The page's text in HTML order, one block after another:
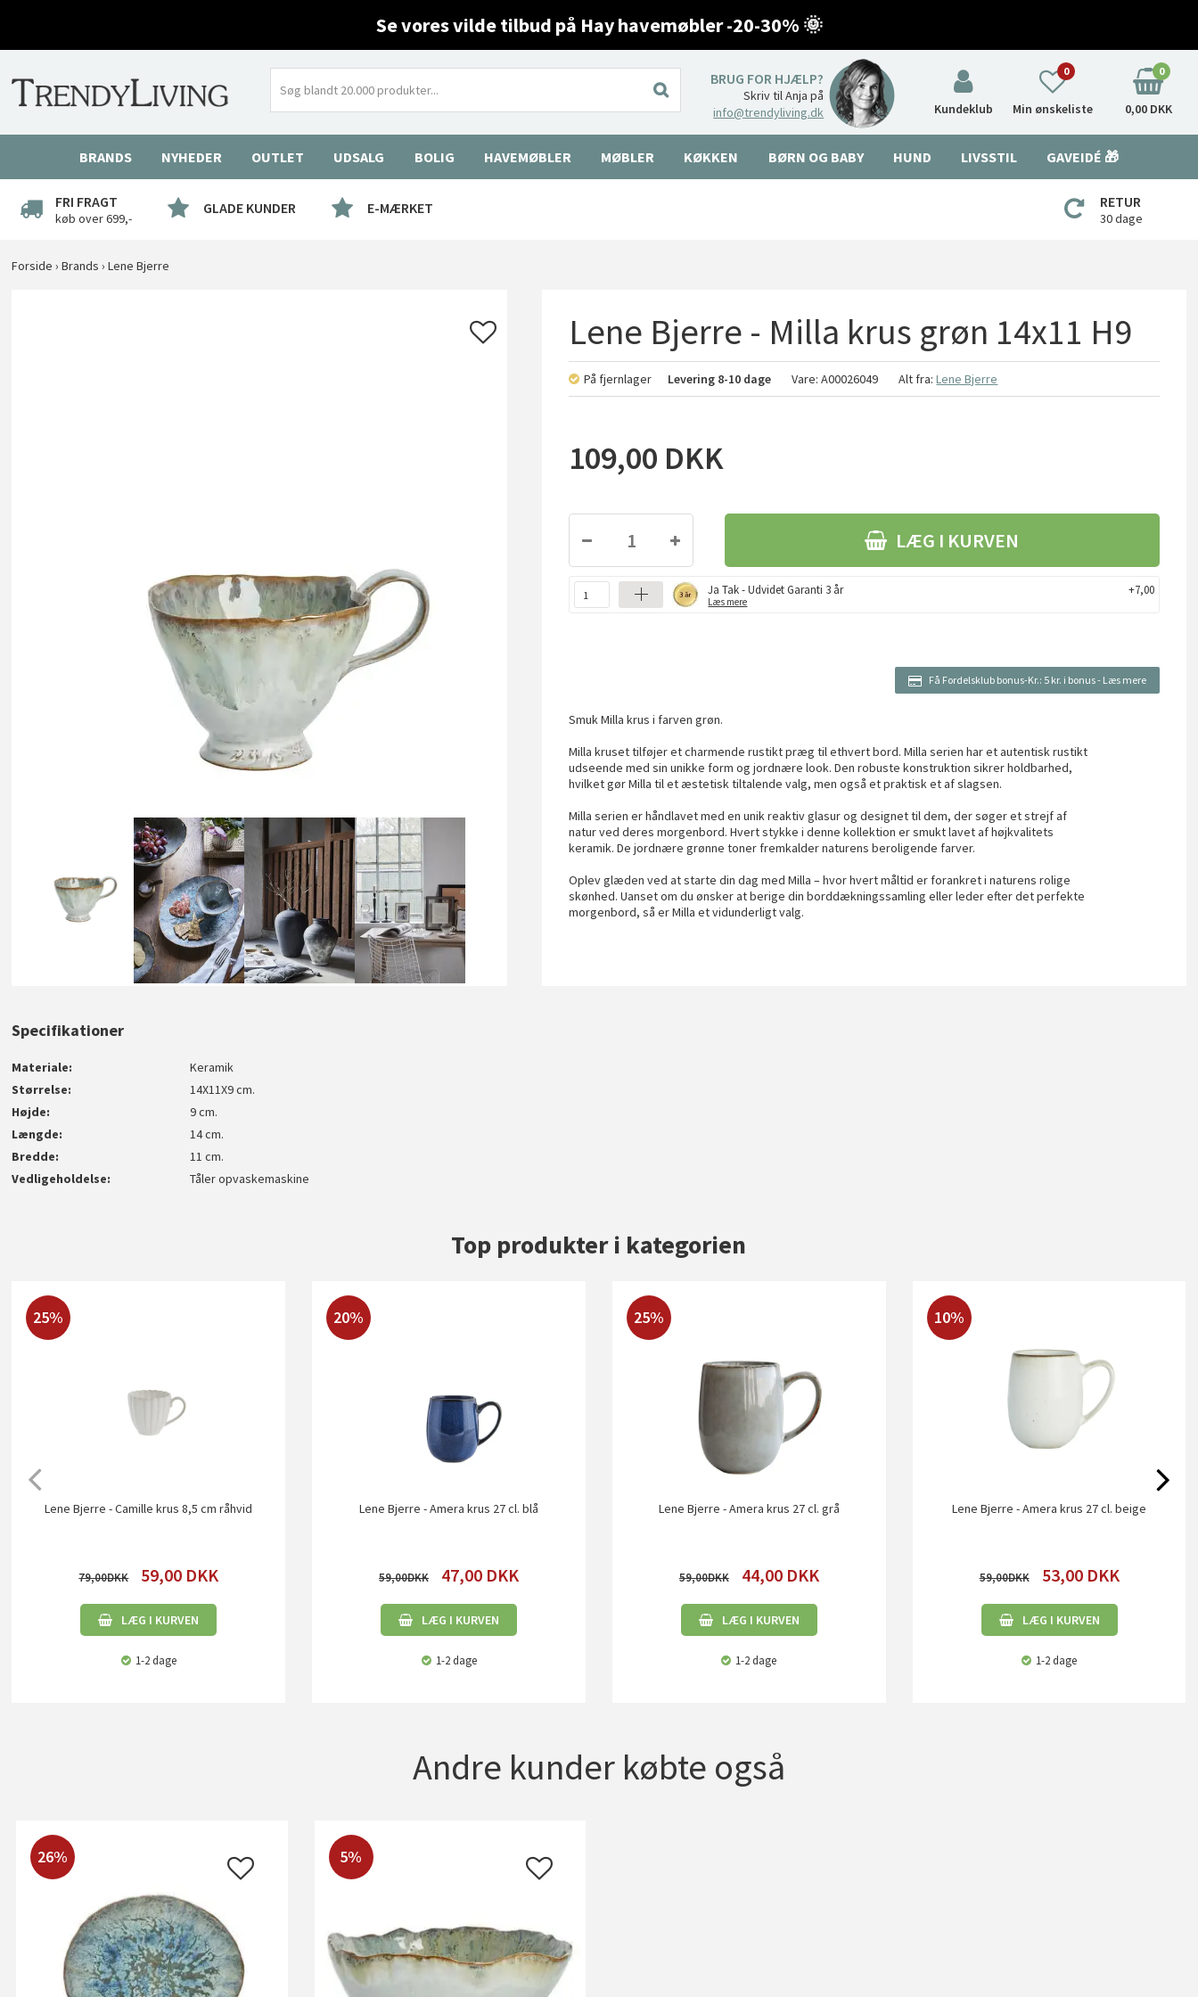
Se vores vilde tilbud på Hay havemøbler -20-30% 🌞
BRUG FOR HJÆLP?
Skriv til Anja på
info@trendyliving.dk
Kundeklub Min ønskeliste
0 0
0,00 DKK
BRANDS NYHEDER OUTLET UDSALG BOLIG HAVEMØBLER MØBLER KØKKEN BØRN OG BABY HUND LIVSSTIL GAVEIDÉ 🎁
FRI FRAGT
køb over 699,-
GLADE KUNDER E-MÆRKET RETUR
30 dage
Forside ›Brands ›Lene Bjerre
Lene Bjerre - Milla krus grøn 14x11 H9
På fjernlager Levering 8-10 dage Vare:A00026049 Alt fra:Lene Bjerre
109,00 DKK
LÆG I KURVEN
Ja Tak - Udvidet Garanti 3 år
Læs mere
+7,00
Få Fordelsklub bonus-Kr.: 5 kr. i bonus- Læs mere
Smuk Milla krus i farven grøn.
Milla kruset tilføjer et charmende rustikt præg til ethvert bord. Milla serien har et autentisk rustikt
udseende med sin unikke form og jordnære look. Den robuste konstruktion sikrer holdbarhed,
hvilket gør Milla til et æstetisk tiltalende valg, men også et praktisk et af slagsen.
Milla serien er håndlavet med en unik reaktiv glasur og designet til dem, der søger et strejf af
natur ved deres morgenbord. Hvert stykke i denne kollektion er smukt lavet af højkvalitets
keramik. De jordnære grønne toner fremkalder naturens beroligende farver.
Oplev glæden ved at starte din dag med Milla – hvor hvert måltid er forankret i naturens rolige
skønhed. Uanset om du ønsker at berige din borddækningssamling eller leder efter det perfekte
morgenbord, så er Milla et vidunderligt valg.
Specifikationer
Materiale
Keramik
Størrelse
14X11X9 cm.
Højde
9 cm.
Længde
14 cm.
Bredde
11 cm.
Vedligeholdelse
Tåler opvaskemaskine
Top produkter i kategorien
25%
Lene Bjerre - Camille krus 8,5 cm råhvid
79,00 59,00 DKK
LÆG I KURVEN
1-2 dage
20%
Lene Bjerre - Amera krus 27 cl. blå
59,00 47,00 DKK
LÆG I KURVEN
1-2 dage
25%
Lene Bjerre - Amera krus 27 cl. grå
59,00 44,00 DKK
LÆG I KURVEN
1-2 dage
10%
Lene Bjerre - Amera krus 27 cl. beige
59,00 53,00 DKK
LÆG I KURVEN
1-2 dage
Andre kunder købte også
26% 5%